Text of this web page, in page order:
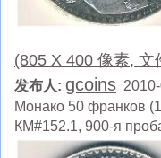
(805 X 400 像素, 文
发布人: gcoins
Монако 50 франков
КМ#152.1, 900-я